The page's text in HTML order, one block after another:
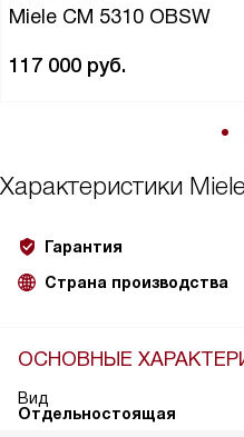
Miele CM 5310 OBSW
117 000 руб.
Характеристики
Гарантия
Страна производства
ОСНОВНЫЕ
Вид
Отдельностоящая